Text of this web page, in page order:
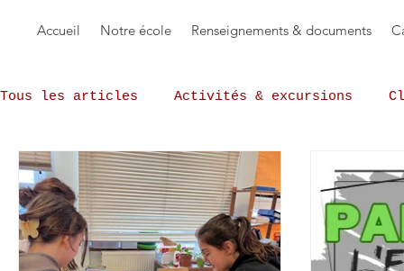
Accueil Notre école Renseignements & documents
Tous les articles Activités & excursions
L'Echo du Paradis